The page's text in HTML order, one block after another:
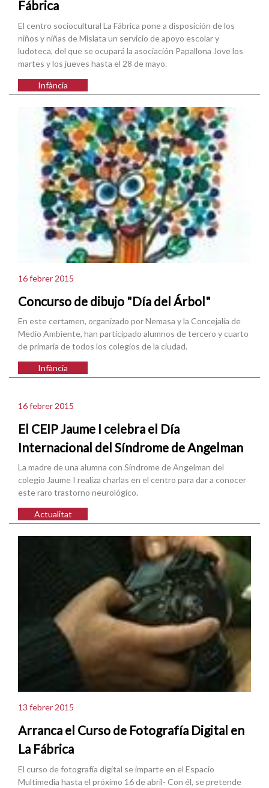
Fábrica
El centro sociocultural La Fábrica pone a disposición de los
niños y niñas de Mislata un servicio de apoyo escolar y
ludoteca, del que se ocupará la asociación Papallona Jove los
martes y los jueves hasta el 28 de mayo.
Infància
16 febrer 2015
Concurso de dibujo "Día del Árbol"
En este certamen, organizado por Nemasa y la Concejalía de
Medio Ambiente, han participado alumnos de tercero y cuarto
de primaria de todos los colegios de la ciudad.
Infància
16 febrer 2015
El CEIP Jaume I celebra el Día
Internacional del Síndrome de Angelman
La madre de una alumna con Síndrome de Angelman del
colegio Jaume I realiza charlas en el centro para dar a conocer
este raro trastorno neurológico.
Actualitat
13 febrer 2015
Arranca el Curso de Fotografía Digital en
La Fábrica
El curso de fotografía digital se imparte en el Espacio
Multimedia hasta el próximo 16 de abril- Con él, se pretende